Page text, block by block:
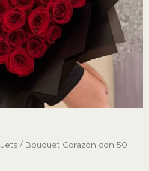
/ Bouquet Corazón con 50